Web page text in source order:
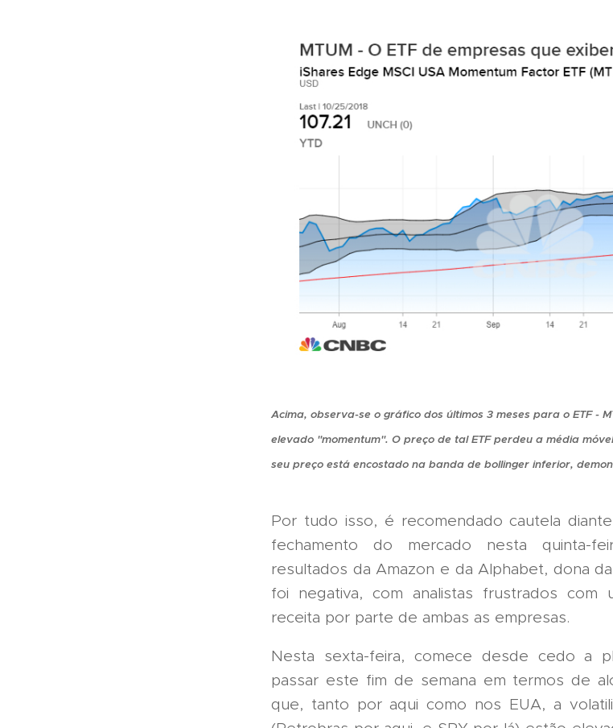
Acima, observa-se o gráfico dos últimos 3 meses para o ETF -
elevado "momentum". O preço de tal ETF perdeu a média
seu preço está encostado na banda de bollinger inferior,
Por tudo isso, é recomendado cautela
fechamento do mercado nesta quinta-
resultados da Amazon e da Alphabet, dona
foi negativa, com analistas frustrados com
receita por parte de ambas as empresas.
Nesta sexta-feira, comece desde cedo a
passar este fim de semana em termos de
que, tanto por aqui como nos EUA, a